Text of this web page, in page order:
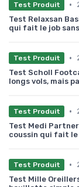
Test Produit •
Test Relaxsan
qui fait le job
Test Produit •
Test Scholl
longs vols, mais
Test Produit •
Test Medi
coussin qui fait
Test Produit •
Test Mille